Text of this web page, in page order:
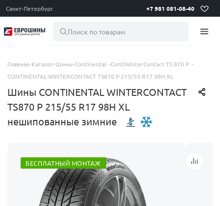
Санкт-Петербург +7 981 081-08-40
Поиск по товарам
Главная-Каталог-Шины-Continental -ContiWinterContact TS 870 P -
CONTINENTAL WINTERCONTACT TS870 P 215/55 R17 98H XL
Шины CONTINENTAL WINTERCONTACT
TS870 P 215/55 R17 98H XL
нешипованные зимние
БЕСПЛАТНЫЙ МОНТАЖ